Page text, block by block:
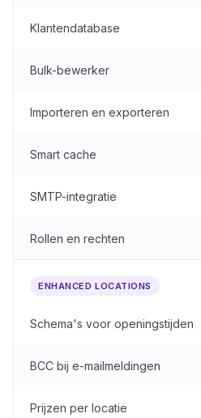
Klantendatabase
Bulk-bewerker
Importeren en exporteren
Smart cache
SMTP-integratie
Rollen en rechten
ENHANCED LOCATIONS
Schema's voor openingstijden
BCC bij e-mailmeldingen
Prijzen per locatie